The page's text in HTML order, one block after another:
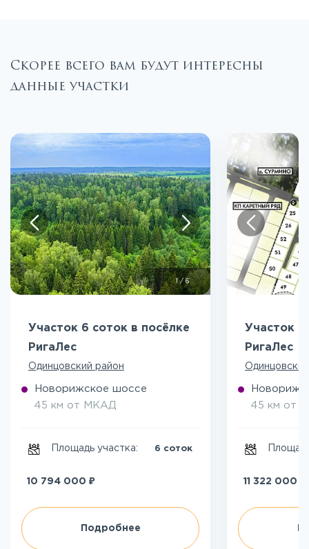
Скорее всего вам будут интересны
данные участки
1/ 6
Участок 6 соток в посёлке
РигаЛес
Одинцовский район
Новорижское шоссе
45 км от МКАД
Площадь участка: 6 соток
10 794 000 ₽
Подробнее
Участок 6
РигаЛес
45 км от
11 322 000